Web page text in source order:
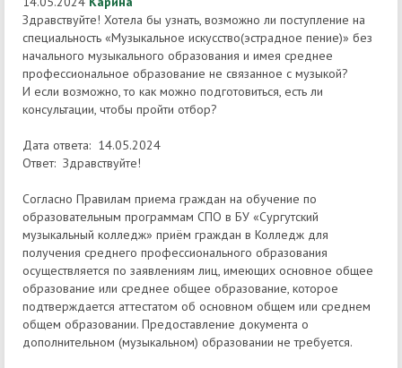
Здравствуйте! Хотела бы узнать, возможно ли поступление на
специальность «Музыкальное искусство(эстрадное пение)» без
начального музыкального образования и имея среднее
профессиональное образование не связанное с музыкой?
И если возможно, то как можно подготовиться, есть ли
консультации, чтобы пройти отбор?
Дата ответа: 14.05.2024
Ответ: Здравствуйте!
Согласно Правилам приема граждан на обучение по
образовательным программам СПО в БУ «Сургутский
музыкальный колледж» приём граждан в Колледж для
получения среднего профессионального образования
осуществляется по заявлениям лиц, имеющих основное общее
образование или среднее общее образование, которое
подтверждается аттестатом об основном общем или среднем
общем образовании. Предоставление документа о
дополнительном (музыкальном) образовании не требуется.